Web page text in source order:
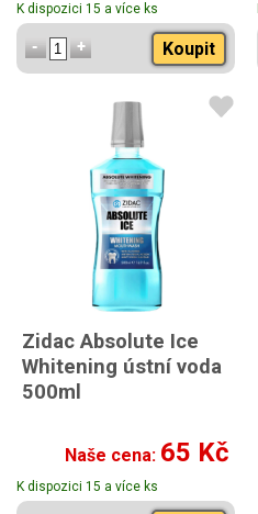
K dispozici 15 a více ks
Koupit
Zidac Absolute Ice
Whitening ústní voda
500ml
Naše cena: 65 Kč
K dispozici 15 a více ks